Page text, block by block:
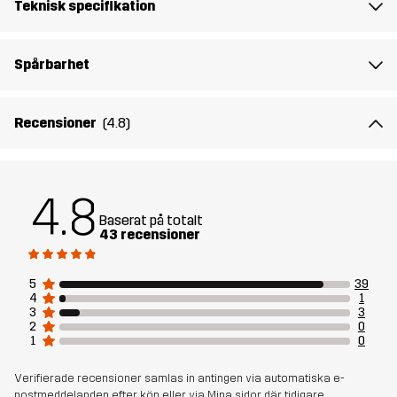
Foder
95% Polyester (Återvunnen), 5%
Artikelnummer 14341_4524
Teknisk specifikation
Spårbarhet
Recensioner (4.8)
4.8 Baserat på totalt
43 recensioner
5
39
4
1
3
3
2
0
1
0
Verifierade recensioner samlas in antingen via automatiska e-